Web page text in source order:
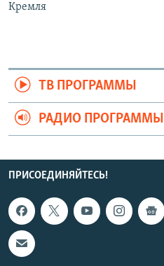
Кремля
ТВ ПРОГРАММЫ
РАДИО ПРОГРАММЫ
ПРИСОЕДИНЯЙТЕСЬ!